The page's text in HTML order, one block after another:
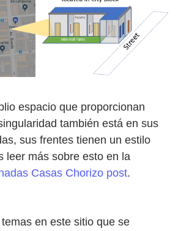
espacio que proporcionan
también está en sus
sus frentes tienen un estilo
leer más sobre esto en la
Casas Chorizo post.
en este sitio que se